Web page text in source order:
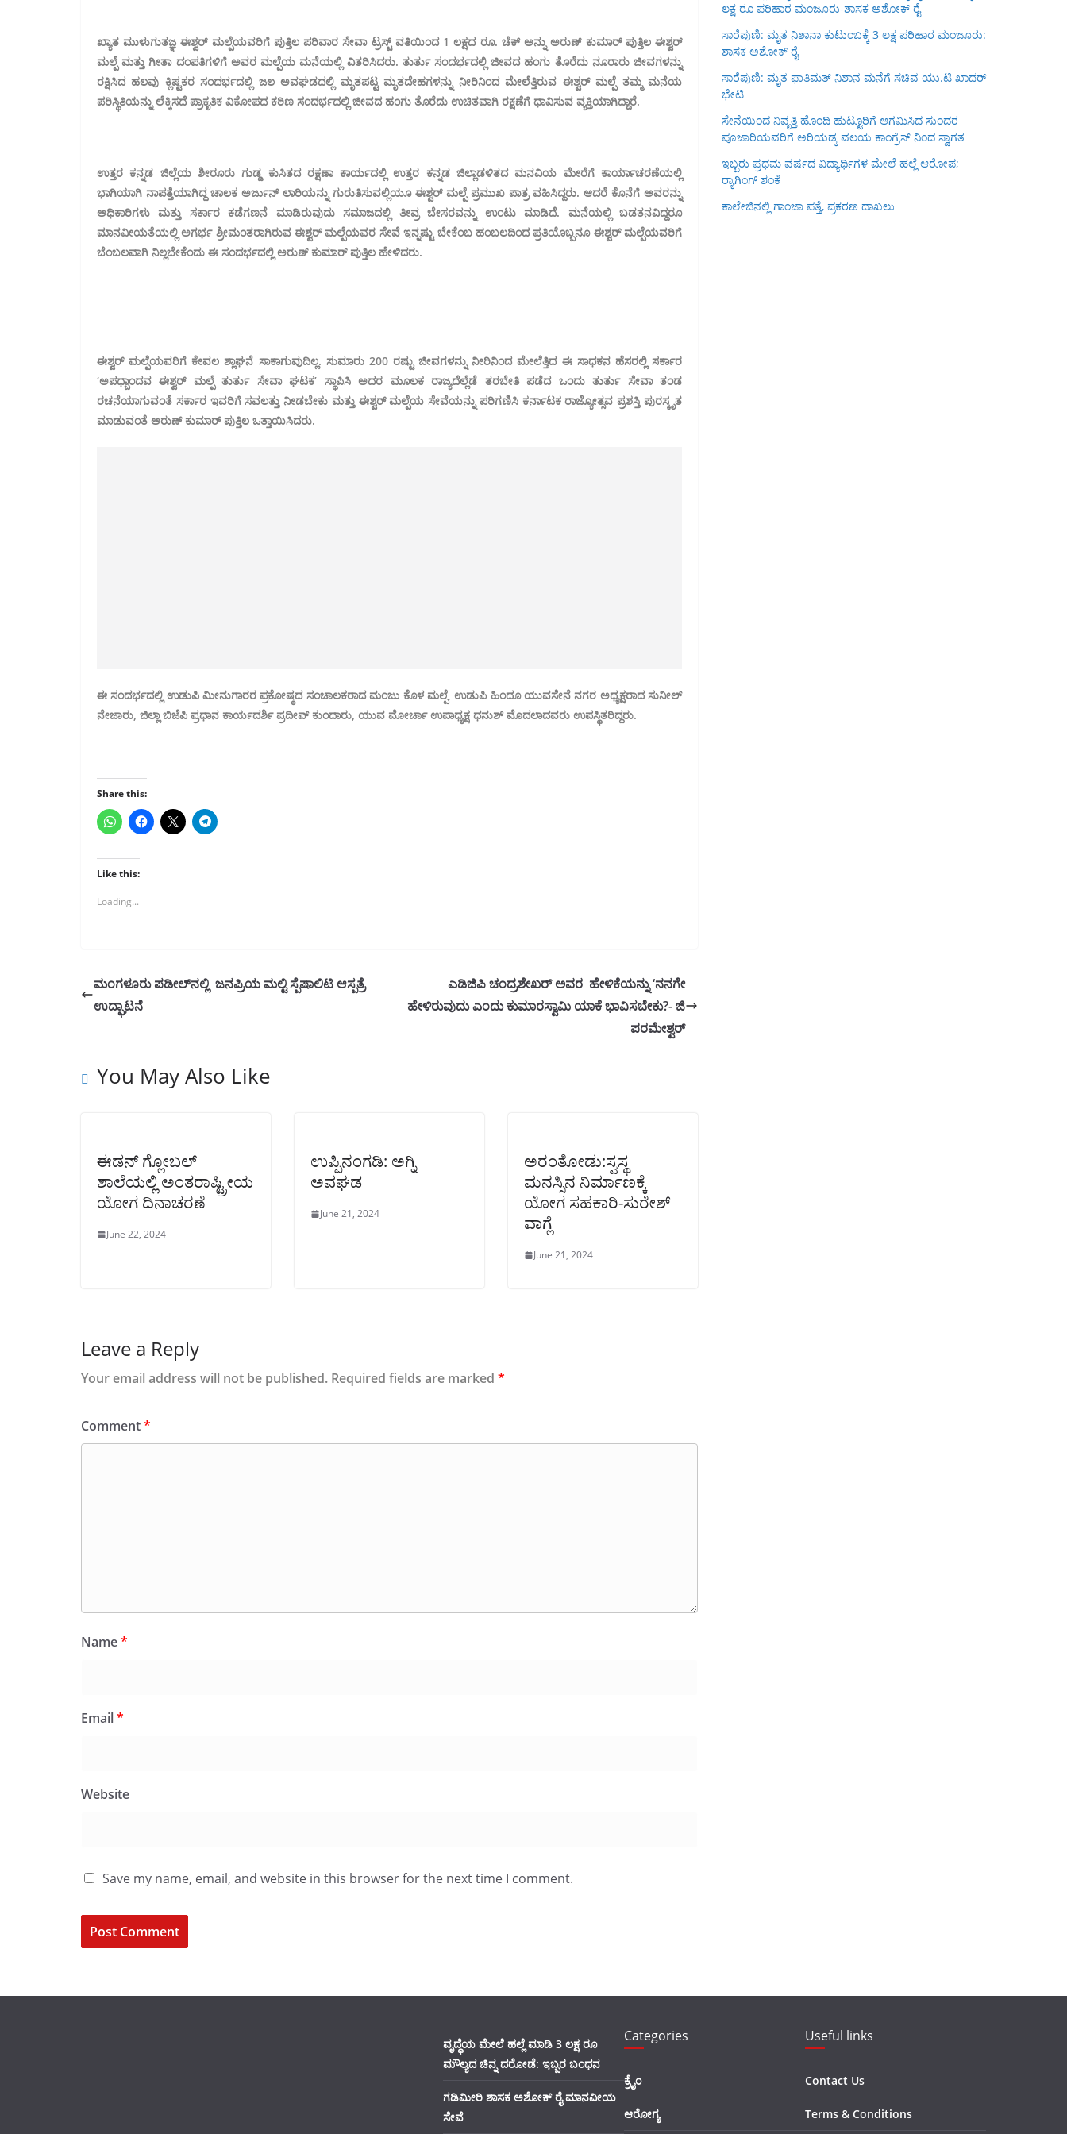
ಖ್ಯಾತ ಮುಳುಗುತಜ್ಞ ಈಶ್ವರ್ ಮಲ್ಪೆಯವರಿಗೆ ಪುತ್ತಿಲ ಪರಿವಾರ ಸೇವಾ ಟ್ರಸ್ಟ್ ವತಿಯಿಂದ 1 ಲಕ್ಷದ ರೂ. ಚೆಕ್ ಅನ್ನು ಅರುಣ್ ಕುಮಾರ್ ಪುತ್ತಿಲ ಈಶ್ವರ್
ಮಲ್ಪೆ ಮತ್ತು ಗೀತಾ ದಂಪತಿಗಳಿಗೆ ಅವರ ಮಲ್ಪೆಯ ಮನೆಯಲ್ಲಿ ವಿತರಿಸಿದರು. ತುರ್ತು ಸಂದರ್ಭದಲ್ಲಿ ಜೀವದ ಹಂಗು ತೊರೆದು ನೂರಾರು ಜೀವಗಳನ್ನು
ರಕ್ಷಿಸಿದ ಹಲವು ಕ್ಲಿಷ್ಟಕರ ಸಂದರ್ಭದಲ್ಲಿ ಜಲ ಅವಘಡದಲ್ಲಿ ಮೃತಪಟ್ಟ ಮೃತದೇಹಗಳನ್ನು ನೀರಿನಿಂದ ಮೇಲೆತ್ತಿರುವ ಈಶ್ವರ್ ಮಲ್ಪೆ ತಮ್ಮ ಮನೆಯ
ಪರಿಸ್ಥಿತಿಯನ್ನು ಲೆಕ್ಕಿಸದೆ ಪ್ರಾಕೃತಿಕ ವಿಕೋಪದ ಕಠಿಣ ಸಂದರ್ಭದಲ್ಲಿ ಜೀವದ ಹಂಗು ತೊರೆದು ಉಚಿತವಾಗಿ ರಕ್ಷಣೆಗೆ ಧಾವಿಸುವ ವ್ಯಕ್ತಿಯಾಗಿದ್ದಾರೆ.
ಉತ್ತರ ಕನ್ನಡ ಜಿಲ್ಲೆಯ ಶೀರೂರು ಗುಡ್ಡ ಕುಸಿತದ ರಕ್ಷಣಾ ಕಾರ್ಯದಲ್ಲಿ ಉತ್ತರ ಕನ್ನಡ ಜಿಲ್ಲಾಡಳಿತದ ಮನವಿಯ ಮೇರೆಗೆ ಕಾರ್ಯಾಚರಣೆಯಲ್ಲಿ
ಭಾಗಿಯಾಗಿ ನಾಪತ್ತೆಯಾಗಿದ್ದ ಚಾಲಕ ಅರ್ಜುನ್ ಲಾರಿಯನ್ನು ಗುರುತಿಸುವಲ್ಲಿಯೂ ಈಶ್ವರ್ ಮಲ್ಪೆ ಪ್ರಮುಖ ಪಾತ್ರ ವಹಿಸಿದ್ದರು. ಆದರೆ ಕೊನೆಗೆ ಅವರನ್ನು
ಅಧಿಕಾರಿಗಳು ಮತ್ತು ಸರ್ಕಾರ ಕಡೆಗಣನೆ ಮಾಡಿರುವುದು ಸಮಾಜದಲ್ಲಿ ತೀವ್ರ ಬೇಸರವನ್ನು ಉಂಟು ಮಾಡಿದೆ. ಮನೆಯಲ್ಲಿ ಬಡತನವಿದ್ದರೂ
ಮಾನವೀಯತೆಯಲ್ಲಿ ಅಗರ್ಭ ಶ್ರೀಮಂತರಾಗಿರುವ ಈಶ್ವರ್ ಮಲ್ಪೆಯವರ ಸೇವೆ ಇನ್ನಷ್ಟು ಬೇಕೆಂಬ ಹಂಬಲದಿಂದ ಪ್ರತಿಯೊಬ್ಬನೂ ಈಶ್ವರ್ ಮಲ್ಪೆಯವರಿಗೆ
ಬೆಂಬಲವಾಗಿ ನಿಲ್ಲಬೇಕೆಂದು ಈ ಸಂದರ್ಭದಲ್ಲಿ ಅರುಣ್ ಕುಮಾರ್ ಪುತ್ತಿಲ ಹೇಳಿದರು.
ಈಶ್ವರ್ ಮಲ್ಪೆಯವರಿಗೆ ಕೇವಲ ಶ್ಲಾಘನೆ ಸಾಕಾಗುವುದಿಲ್ಲ. ಸುಮಾರು 200 ರಷ್ಟು ಜೀವಗಳನ್ನು ನೀರಿನಿಂದ ಮೇಲೆತ್ತಿದ ಈ ಸಾಧಕನ ಹೆಸರಲ್ಲಿ ಸರ್ಕಾರ
‘ಅಪಧ್ಬಾಂದವ ಈಶ್ವರ್ ಮಲ್ಪೆ ತುರ್ತು ಸೇವಾ ಘಟಕ’ ಸ್ಥಾಪಿಸಿ ಅದರ ಮೂಲಕ ರಾಜ್ಯದೆಲ್ಲೆಡೆ ತರಬೇತಿ ಪಡೆದ ಒಂದು ತುರ್ತು ಸೇವಾ ತಂಡ
ರಚನೆಯಾಗುವಂತೆ ಸರ್ಕಾರ ಇವರಿಗೆ ಸವಲತ್ತು ನೀಡಬೇಕು ಮತ್ತು ಈಶ್ವರ್ ಮಲ್ಪೆಯ ಸೇವೆಯನ್ನು ಪರಿಗಣಿಸಿ ಕರ್ನಾಟಕ ರಾಜ್ಯೋತ್ಸವ ಪ್ರಶಸ್ತಿ ಪುರಸ್ಕೃತ
ಮಾಡುವಂತೆ ಅರುಣ್ ಕುಮಾರ್ ಪುತ್ತಿಲ ಒತ್ತಾಯಿಸಿದರು.
ಈ ಸಂದರ್ಭದಲ್ಲಿ ಉಡುಪಿ ಮೀನುಗಾರರ ಪ್ರಕೋಷ್ಠದ ಸಂಚಾಲಕರಾದ ಮಂಜು ಕೊಳ ಮಲ್ಪೆ, ಉಡುಪಿ ಹಿಂದೂ ಯುವಸೇನೆ ನಗರ ಅಧ್ಯಕ್ಷರಾದ ಸುನೀಲ್
ನೇಜಾರು, ಜಿಲ್ಲಾ ಬಿಜೆಪಿ ಪ್ರಧಾನ ಕಾರ್ಯದರ್ಶಿ ಪ್ರದೀಪ್ ಕುಂದಾರು, ಯುವ ಮೋರ್ಚಾ ಉಪಾಧ್ಯಕ್ಷ ಧನುಶ್ ಮೊದಲಾದವರು ಉಪಸ್ಥಿತರಿದ್ದರು.
Share this:
Like this:
Loading...
ಮಂಗಳೂರು ಪಡೀಲ್‌ನಲ್ಲಿ ಜನಪ್ರಿಯ ಮಲ್ಟಿ ಸ್ಪೆಷಾಲಿಟಿ ಆಸ್ಪತ್ರೆ
ಉದ್ಘಾಟನೆ
ಎಡಿಜಿಪಿ ಚಂದ್ರಶೇಖರ್ ಅವರ ಹೇಳಿಕೆಯನ್ನು ‘ನನಗೇ
ಹೇಳಿರುವುದು ಎಂದು ಕುಮಾರಸ್ವಾಮಿ ಯಾಕೆ ಭಾವಿಸಬೇಕು?- ಜಿ
ಪರಮೇಶ್ವರ್
You May Also Like
ಈಡನ್ ಗ್ಲೋಬಲ್
ಶಾಲೆಯಲ್ಲಿ ಅಂತರಾಷ್ಟ್ರೀಯ
ಯೋಗ ದಿನಾಚರಣೆ
June 22, 2024
ಉಪ್ಪಿನಂಗಡಿ: ಅಗ್ನಿ
ಅವಘಡ
June 21, 2024
ಅರಂತೋಡು:ಸ್ವಸ್ಥ
ಮನಸ್ಸಿನ ನಿರ್ಮಾಣಕ್ಕೆ
ಯೋಗ ಸಹಕಾರಿ-ಸುರೇಶ್
ವಾಗ್ಲೆ
June 21, 2024
Leave a Reply
Your email address will not be published. Required fields are marked *
Comment*
Name*
Email*
Website
Save my name, email, and website in this browser for the next time I comment.
ಲಕ್ಷ ರೂ ಪರಿಹಾರ ಮಂಜೂರು-ಶಾಸಕ ಅಶೋಕ್ ರೈ
ಸಾರೆಪುಣಿ: ಮೃತ ನಿಶಾನಾ ಕುಟುಂಬಕ್ಕೆ 3 ಲಕ್ಷ ಪರಿಹಾರ ಮಂಜೂರು:
ಶಾಸಕ ಅಶೋಕ್ ರೈ
ಸಾರೆಪುಣಿ: ಮೃತ ಫಾತಿಮತ್ ನಿಶಾನ ಮನೆಗೆ ಸಚಿವ ಯು.ಟಿ ಖಾದರ್
ಭೇಟಿ
ಸೇನೆಯಿಂದ ನಿವೃತ್ತಿ ಹೊಂದಿ ಹುಟ್ಟೂರಿಗೆ ಆಗಮಿಸಿದ ಸುಂದರ
ಪೂಜಾರಿಯವರಿಗೆ ಅರಿಯಡ್ಕ ವಲಯ ಕಾಂಗ್ರೆಸ್ ನಿಂದ ಸ್ವಾಗತ
ಇಬ್ಬರು ಪ್ರಥಮ ವರ್ಷದ ವಿದ್ಯಾರ್ಥಿಗಳ ಮೇಲೆ ಹಲ್ಲೆ ಆರೋಪ;
ರ‍್ಯಾಗಿಂಗ್ ಶಂಕೆ
ಕಾಲೇಜಿನಲ್ಲಿ ಗಾಂಜಾ ಪತ್ತೆ, ಪ್ರಕರಣ ದಾಖಲು
ವೃದ್ಧೆಯ ಮೇಲೆ ಹಲ್ಲೆ ಮಾಡಿ 3 ಲಕ್ಷ ರೂ
ಮೌಲ್ಯದ ಚಿನ್ನ ದರೋಡೆ: ಇಬ್ಬರ ಬಂಧನ
ಗಡಿಮೀರಿ ಶಾಸಕ ಅಶೋಕ್ ರೈ ಮಾನವೀಯ
ಸೇವೆ
Categories
ಕ್ರೈಂ
ಆರೋಗ್ಯ
Useful links
Contact Us
Terms & Conditions